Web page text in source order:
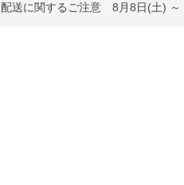
配送に関するご注意 8月8日(土) ～